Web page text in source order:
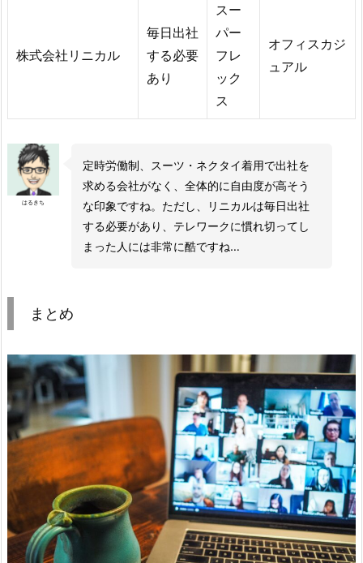
株式会社リニカル
毎日出社
する必要
あり
スー
パー
フレ
ック
ス
オフィスカジ
ュアル
はるきち
定時労働制、スーツ・ネクタイ着用で出社を
求める会社がなく、全体的に自由度が高そう
な印象ですね。ただし、リニカルは毎日出社
する必要があり、テレワークに慣れ切ってし
まった人には非常に酷ですね…
まとめ